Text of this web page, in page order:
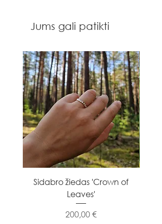
Jums gali patikti
Sidabro žiedas 'Crown of
Leaves'
Kaina
200,00 €